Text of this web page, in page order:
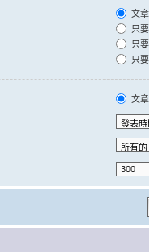
文
只
只
只
文章